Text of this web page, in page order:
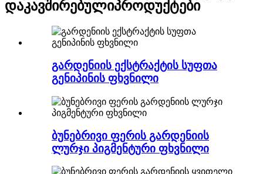
დაკავშირებულიპროდუქტები
გარდენიის ექსტრაქტის სუფთა
გენიპინის ფხვნილი
ბუნებრივი ფერის გარდენიის
ლურჯი პიგმენტური ფხვნილი